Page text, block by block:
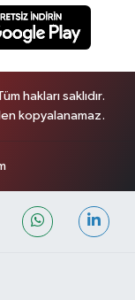
hakları saklıdır.
kopyalanamaz.